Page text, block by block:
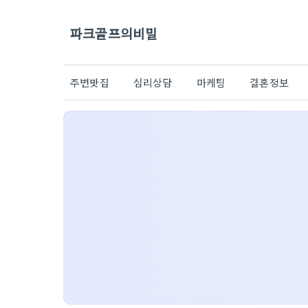
파크골프의비밀
주변맛집 심리상담 마케팅 결혼정보